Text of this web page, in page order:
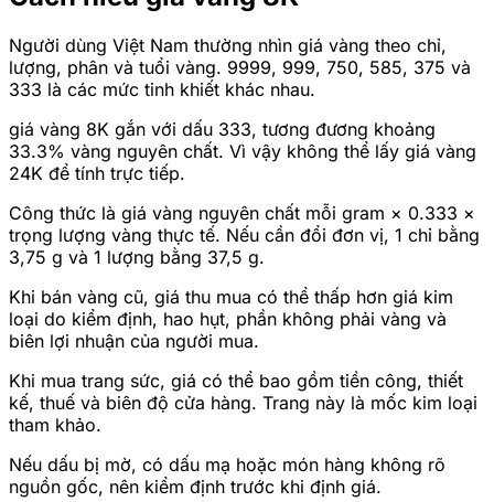
Người dùng Việt Nam thường nhìn giá vàng theo chỉ,
lượng, phân và tuổi vàng. 9999, 999, 750, 585, 375 và
333 là các mức tinh khiết khác nhau.
giá vàng 8K gắn với dấu 333, tương đương khoảng
33.3% vàng nguyên chất. Vì vậy không thể lấy giá vàng
24K để tính trực tiếp.
Công thức là giá vàng nguyên chất mỗi gram × 0.333 ×
trọng lượng vàng thực tế. Nếu cần đổi đơn vị, 1 chỉ bằng
3,75 g và 1 lượng bằng 37,5 g.
Khi bán vàng cũ, giá thu mua có thể thấp hơn giá kim
loại do kiểm định, hao hụt, phần không phải vàng và
biên lợi nhuận của người mua.
Khi mua trang sức, giá có thể bao gồm tiền công, thiết
kế, thuế và biên độ cửa hàng. Trang này là mốc kim loại
tham khảo.
Nếu dấu bị mờ, có dấu mạ hoặc món hàng không rõ
nguồn gốc, nên kiểm định trước khi định giá.